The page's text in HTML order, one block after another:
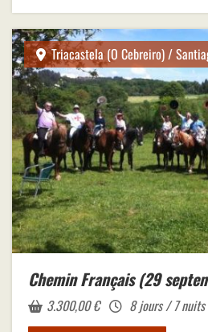
Triacastela (O Cebreiro) /
Chemin Français (29
3.300,00€
8 jours / 7 nuits